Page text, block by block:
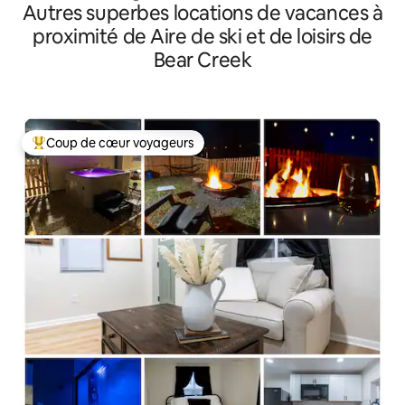
Autres superbes locations de vacances à
proximité de Aire de ski et de loisirs de
Bear Creek
Coups de cœur voyageurs les plus appréciés
Coup de cœur voyageurs